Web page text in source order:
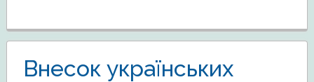
Внесок українських